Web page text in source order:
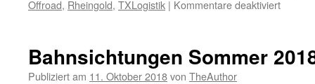
Offroad, Rheingold, TXLogistik | Kommentare deaktiviertfür
Bahnsichtungen Sommer
Publiziert am 11. Oktober 2018von TheAuthor